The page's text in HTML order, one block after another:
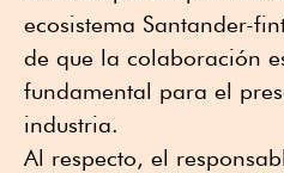
ecosistema Santander-
de que la colaboración
fundamental para el
industria.
Al respecto, el